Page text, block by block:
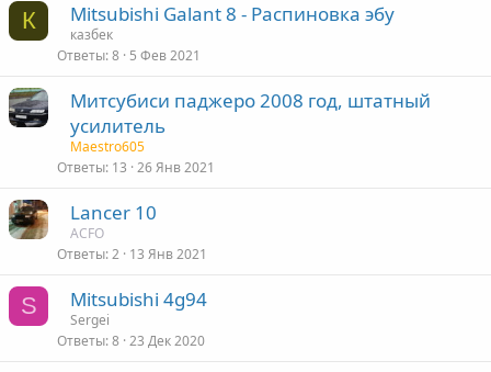
К Mitsubishi Galant 8 - Распиновка эбу
казбек
Ответы 8 5 Фев 2021
Митсубиси паджеро 2008 год, штатный
усилитель
Maestro605
Ответы 13 26 Янв 2021
Lancer 10
ACFO
Ответы 2 13 Янв 2021
S Mitsubishi 4g94
Sergei
Ответы 8 23 Дек 2020